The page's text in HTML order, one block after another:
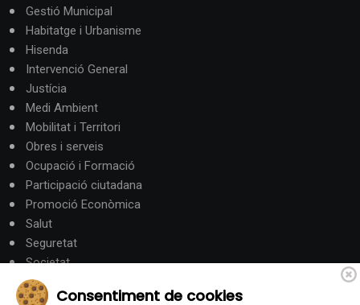
Gestió Municipal
Habitatge i Urbanisme
Hisenda
Intervenció General
Justícia
Medi Ambient
Mobilitat i Territori
Obres i serveis
Ocupació i Formació
Participació ciutadana
Promoció Econòmica
Salut
Seguretat
Societat
Turisme
Consentiment de cookies